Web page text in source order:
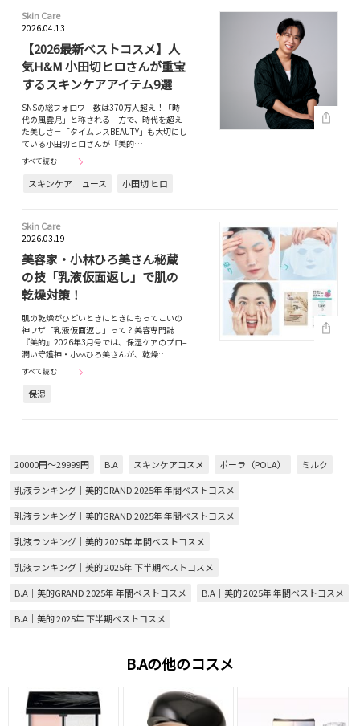
Skin Care
2026.04.13
【2026最新ベストコスメ】人
気H&M 小田切ヒロさんが重宝
するスキンケアアイテム9選
SNSの総フォロワー数は370万人超え！「時
代の風雲児」と称される一方で、時代を超え
た美しさ＝「タイムレスBEAUTY」も大切にし
ている小田切ヒロさんが『美的…
すべて読む
スキンケアニュース 小田切 ヒロ
Skin Care
2026.03.19
美容家・小林ひろ美さん秘蔵
の技「乳液仮面返し」で肌の
乾燥対策！
肌の乾燥がひどいときにときにもってこいの
神ワザ「乳液仮面返し」って？美容専門誌
『美的』2026年3月号では、保湿ケアのプロ=
潤い守護神・小林ひろ美さんが、乾燥…
すべて読む
保湿
20000円～29999円 B.A スキンケアコスメ ポーラ（POLA）
ミルク
乳液ランキング｜美的GRAND 2025年 年間ベストコスメ
乳液ランキング｜美的GRAND 2025年 年間ベストコスメ
乳液ランキング｜美的 2025年 年間ベストコスメ
乳液ランキング｜美的 2025年 下半期ベストコスメ
B.A｜美的GRAND 2025年 年間ベストコスメ
B.A｜美的 2025年 年間ベストコスメ
B.A｜美的 2025年 下半期ベストコスメ
B.Aの他のコスメ